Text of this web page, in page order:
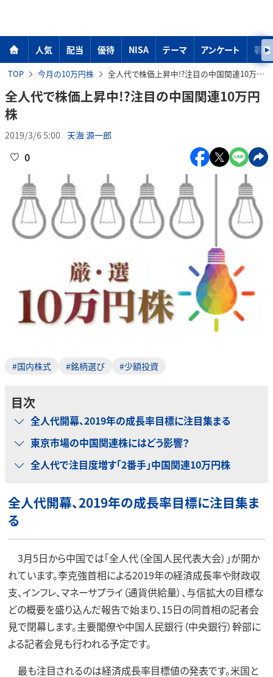
人気 配当 優待 NISA テーマ アンケート 著者
TOP 今月の10万円株 全人代で株価上昇中!?注目の中国関連10万円株
全人代で株価上昇中!?注目の中国関連10万円
株
2019/3/6 5:00 天海 源一郎
0
#国内株式 #銘柄選び #少額投資
目次
全人代開幕、2019年の成長率目標に注目集まる
東京市場の中国関連株にはどう影響？
全人代で注目度増す「2番手」中国関連10万円株
全人代開幕、2019年の成長率目標に注目集ま
る
3月5日から中国では「全人代（全国人民代表大会）」が開か
れています。李克強首相による2019年の経済成長率や財政収
支、インフレ、マネーサプライ（通貨供給量）、与信拡大の目標な
どの概要を盛り込んだ報告で始まり、15日の同首相の記者会
見で閉幕します。主要閣僚や中国人民銀行（中央銀行）幹部に
よる記者会見も行われる予定です。
最も注目されるのは経済成長率目標値の発表です。米国と